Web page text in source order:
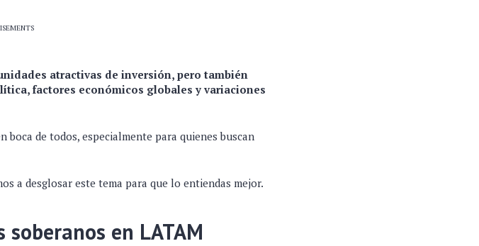
atractivas de inversión, pero también
factores económicos globales y variaciones
boca de todos, especialmente para quienes buscan
a desglosar este tema para que lo entiendas mejor.
en LATAM